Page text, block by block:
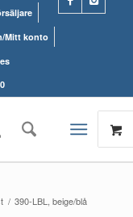
Mitt konto
/ 390-LBL, beige/blå